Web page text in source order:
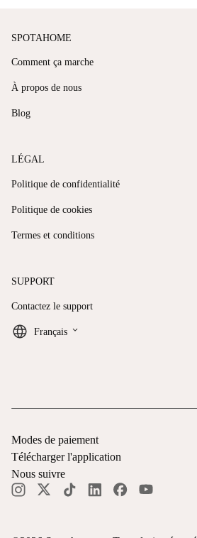
SPOTAHOME
Comment ça marche
À propos de nous
Blog
LÉGAL
Politique de confidentialité
Politique de cookies
Termes et conditions
SUPPORT
Contactez le support
Français keyboard_arrow_down
Modes de paiement
Télécharger l'application
Nous suivre